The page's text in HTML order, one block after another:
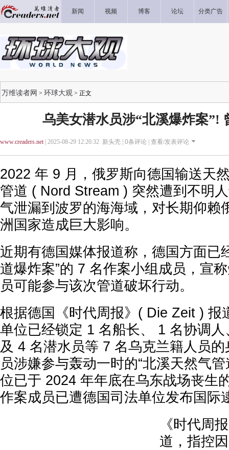
新闻 视频 博客 论坛 分类广告
万维读者网 > 环球大观 > 正文
乌美女潜水员涉“北溪爆炸案”!
www.creaders.net| 2025-08-29 12:20:32 新头壳 | 0条评论 | 查看/发表评论
2022 年 9 月，俄罗斯向德国输送天
管道 ( Nord Stream ) 突然遭到不明
气泄漏到波罗的海海域，对长期仰赖
洲国家造成巨大影响。
近期有德国媒体报道称，德国方面已
道爆炸案”的 7 名作案小组成员，宣
员可能参与该次管道破坏行动。
根据德国《时代周报》( Die Zeit ) 报
单位已经锁定 1 名船长、 1 名协调
及 4 名潜水员等 7 名乌克兰籍人员
员涉嫌参与轰动一时的“北溪天然气
位已于 2024 年年底在乌东战场丧生
作案成员已遭德国司法单位发布国际
《时代周
道，指控